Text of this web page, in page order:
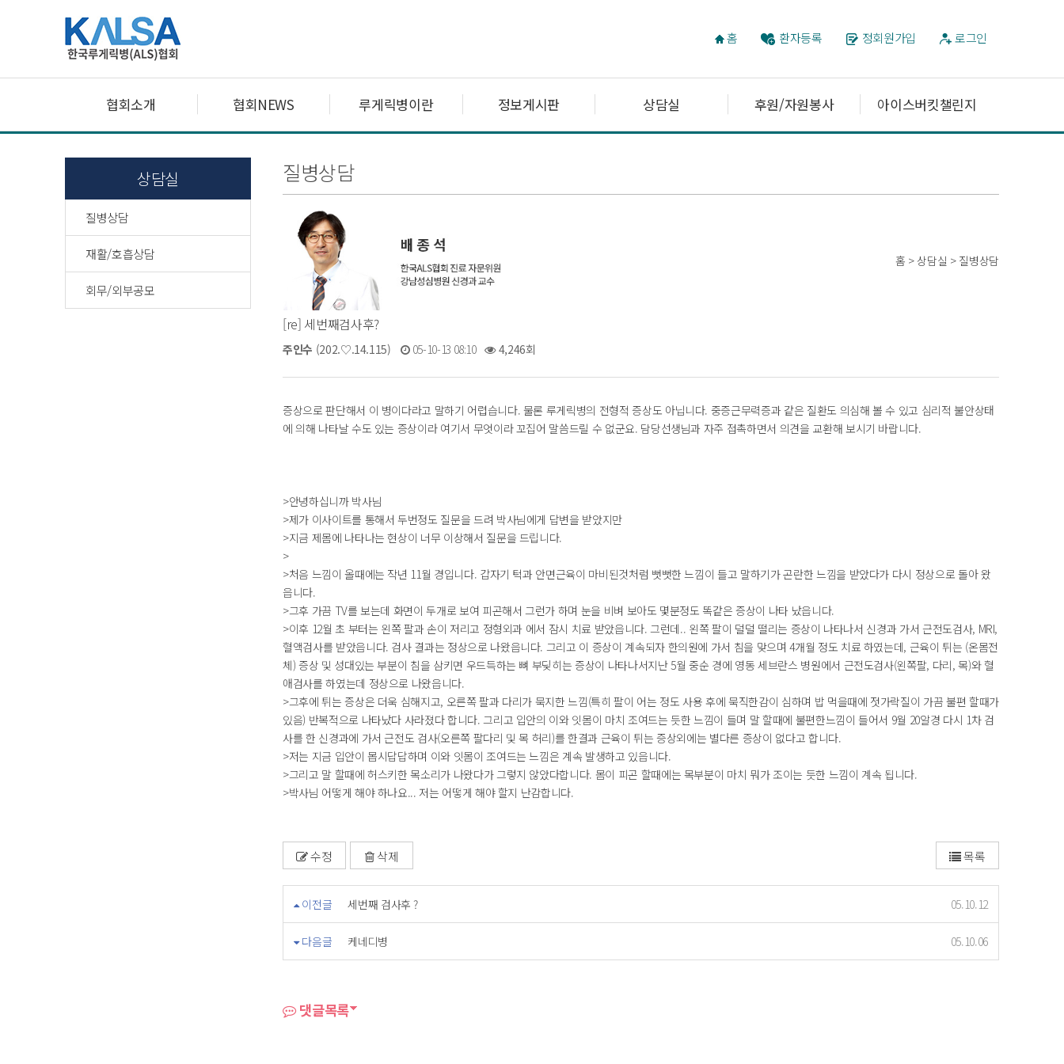
홈 환자등록 정회원가입 로그인
협회소개 협회NEWS 루게릭병이란 정보게시판 상담실 후원/자원봉사 아이스버킷챌린지
상담실
질병상담
재활/호흡상담
회무/외부공모
질병상담
홈 > 상담실 > 질병상담
[re] 세번째검사후?
주인수 (202.♡.14.115) 05-10-13 08:10 4,246회
증상으로 판단해서 이 병이다라고 말하기 어렵습니다. 물론 루게릭병의 전형적 증상도 아닙니다. 중증근무력증과 같은 질환도 의심해 볼 수 있고 심리적 불안상태
에 의해 나타날 수도 있는 증상이라 여기서 무엇이라 꼬집어 말씀드릴 수 없군요. 담당선생님과 자주 접촉하면서 의견을 교환해 보시기 바랍니다.
>안녕하십니까 박사님
>제가 이사이트를 통해서 두번정도 질문을 드려 박사님에게 답변을 받았지만
>지금 제몸에 나타나는 현상이 너무 이상해서 질문을 드립니다.
>
>처음 느낌이 올때에는 작년 11월 경입니다. 갑자기 턱과 안면근육이 마비된것처럼 뻣뻣한 느낌이 들고 말하기가 곤란한 느낌을 받았다가 다시 정상으로 돌아 왔
읍니다.
>그후 가끔 TV를 보는데 화면이 두개로 보여 피곤해서 그런가 하며 눈을 비벼 보아도 몇분정도 똑같은 증상이 나타 났읍니다.
>이후 12월 초 부터는 왼쪽 팔과 손이 저리고 정형외과 에서 잠시 치료 받았읍니다. 그런데.. 왼쪽 팔이 덜덜 떨리는 증상이 나타나서 신경과 가서 근전도검사, MRI,
혈액검사를 받았읍니다. 검사 결과는 정상으로 나왔읍니다. 그리고 이 증상이 계속되자 한의원에 가서 침을 맞으며 4개월 정도 치료 하였는데, 근육이 튀는 (온몸전
체) 증상 및 성대있는 부분이 침을 삼키면 우드득하는 뼈 부딪히는 증상이 나타나서지난 5월 중순 경에 영동 세브란스 병원에서 근전도검사(왼쪽팔, 다리, 목)와 혈
애검사를 하였는데 정상으로 나왔읍니다.
>그후에 튀는 증상은 더욱 심해지고, 오른쪽 팔과 다리가 묵지한 느낌(특히 팔이 어는 정도 사용 후에 묵직한감이 심하며 밥 먹을때에 젓가락질이 가끔 불편 할때가
있음) 반복적으로 나타났다 사라졌다 합니다. 그리고 입안의 이와 잇몸이 마치 조여드는 듯한 느낌이 들며 말 할때에 불편한느낌이 들어서 9월 20알경 다시 1차 검
사를 한 신경과에 가서 근전도 검사(오른쪽 팔다리 및 목 허리)를 한결과 근육이 튀는 증상외에는 별다른 증상이 없다고 합니다.
>저는 지금 입안이 몹시답답하며 이와 잇몸이 조여드는 느낌은 계속 발생하고 있읍니다.
>그리고 말 할때에 허스키한 목소리가 나왔다가 그렇지 않았다합니다. 몸이 피곤 할때에는 목부분이 마치 뭐가 조이는 듯한 느낌이 계속 됩니다.
>박사님 어떻게 해야 하나요... 저는 어떻게 해야 할지 난감합니다.
수정 삭제 목록
이전글 세번째 검사후 ? 05.10.12
다음글 케네디병 05.10.06
댓글목록